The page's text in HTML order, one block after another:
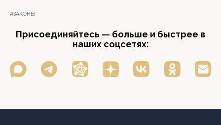
#ЗАКОНЫ
Присоединяйтесь — больше и быстрее в
наших соцсетях: